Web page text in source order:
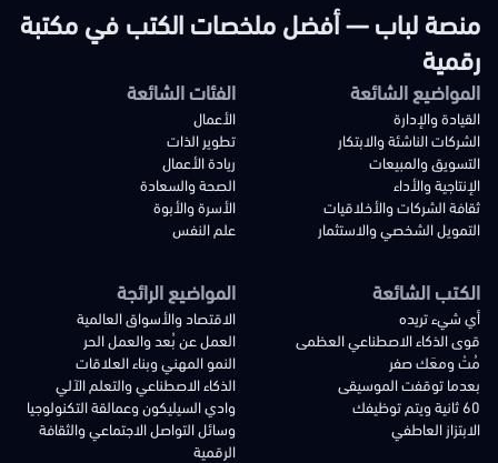
منصة لباب — أفضل ملخصات الكتب في مكتبة
رقمية
المواضيع الشائعة
القيادة والإدارة
الشركات الناشئة والابتكار
التسويق والمبيعات
الإنتاجية والأداء
ثقافة الشركات والأخلاقيات
التمويل الشخصي والاستثمار
الفئات الشائعة
الأعمال
تطوير الذات
ريادة الأعمال
الصحة والسعادة
الأسرة والأبوة
علم النفس
الكتب الشائعة
أي شيء تريده
قوى الذكاء الاصطناعي العظمى
مُتْ ومعَك صفر
بعدما توقفت الموسيقى
60 ثانية ويتم توظيفك
الابتزاز العاطفي
المواضيع الرائجة
الاقتصاد والأسواق العالمية
العمل عن بُعد والعمل الحر
النمو المهني وبناء العلاقات
الذكاء الاصطناعي والتعلم الآلي
وادي السيليكون وعمالقة التكنولوجيا
وسائل التواصل الاجتماعي والثقافة
الرقمية